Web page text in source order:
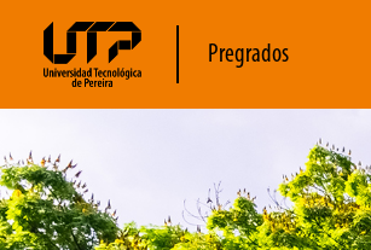
Pregrados